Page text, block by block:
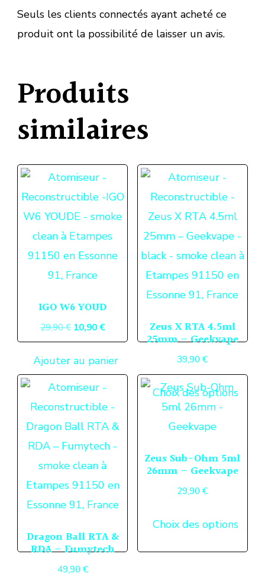
Seuls les clients connectés ayant acheté ce
produit ont la possibilité de laisser un avis.
Produits
similaires
IGO W6 YOUD
29,90€ Le
prix
initial
était :
29,90 €.
10,90€Le
prix
actuel
est :
10,90 €.
Ajouter au panier
Zeus X RTA 4.5ml
25mm – Geekvape
39,90€
Choix des options
Ce
Dragon Ball RTA &
RDA – Fumytech
49,90 €
Zeus Sub-Ohm 5ml
26mm – Geekvape
29,90€
Choix des options
a